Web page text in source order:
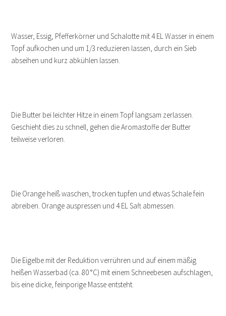
Wasser, Essig, Pfefferkörner und Schalotte mit 4 EL Wasser in einem
Topf aufkochen und um 1/3 reduzieren lassen, durch ein Sieb
abseihen und kurz abkühlen lassen.
Die Butter bei leichter Hitze in einem Topf langsam zerlassen.
Geschieht dies zu schnell, gehen die Aromastoffe der Butter
teilweise verloren.
Die Orange heiß waschen, trocken tupfen und etwas Schale fein
abreiben. Orange auspressen und 4 EL Saft abmessen.
Die Eigelbe mit der Reduktion verrühren und auf einem mäßig
heißen Wasserbad (ca. 80 °C) mit einem Schneebesen aufschlagen,
bis eine dicke, feinporige Masse entsteht.